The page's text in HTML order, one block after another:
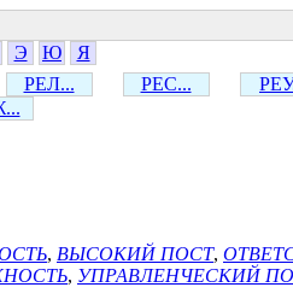
Э Ю
Я
РЕЛ... РЕС...
, ВЫСОКИЙ ПОСТ,
, УПРАВЛЕНЧЕСКИЙ